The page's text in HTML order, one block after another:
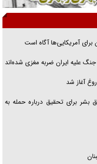
بگنجد!
از قوانین سخت‌گیرانه ۶ قاره در برابر یورش به پاسگاه‌های
آمریکایی‌ها آگاه است
علیه ایران ضربه مغزی شده‌اند
آغاز شد
بشر برای تحقیق درباره حمله به